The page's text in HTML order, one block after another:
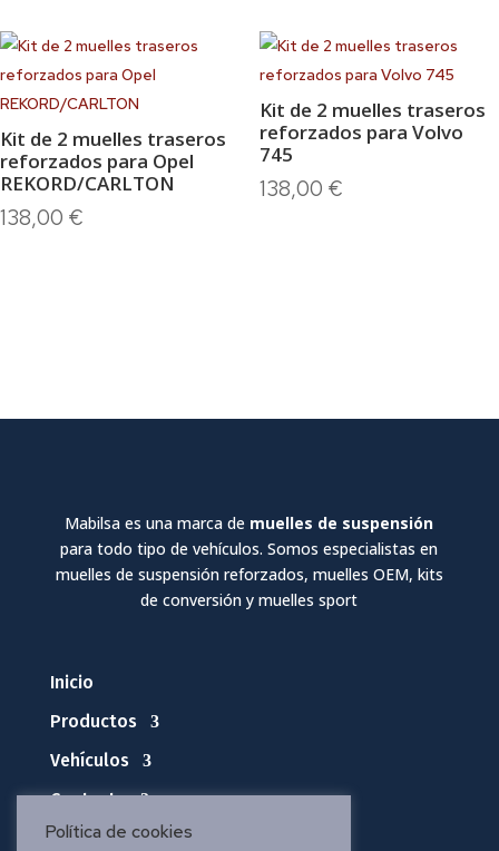
Kit de 2 muelles traseros
reforzados para Opel
REKORD/CARLTON
138,00 €
Kit de 2 muelles traseros
reforzados para Volvo
745
138,00 €
Mabilsa es una marca de muelles de suspensión
para todo tipo de vehículos. Somos especialistas en
muelles de suspensión reforzados, muelles OEM, kits
de conversión y muelles sport
Inicio
Productos
Vehículos
Contacto
Política de cookies